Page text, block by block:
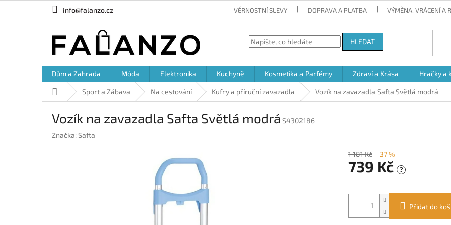
info@falanzo.cz VĚRNOSTNÍ SLEVY DOPRAVA A PLATBA VÝMĚNA, VRÁCENÍ A
HLEDAT
Dům a Zahrada Móda Elektronika Kuchyně Kosmetika a Parfémy Zdraví a Krása Hračky a
Domů Sport a Zábava Na cestování Kufry a příruční zavazadla Vozík na zavazadla Safta Světlá modrá
Vozík na zavazadla Safta Světlá modrá S4302186
Značka:Safta
1 181 Kč –37 %
739 Kč ?
cena:
Přidat do